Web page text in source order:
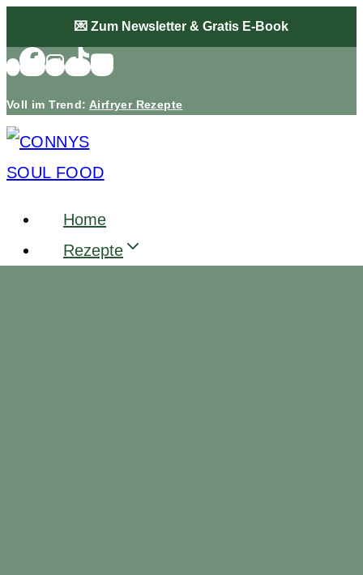
Inhalt
💌 Zum Newsletter & Gratis E-Book
Voll im Trend: Airfryer Rezepte
Home
Rezepte